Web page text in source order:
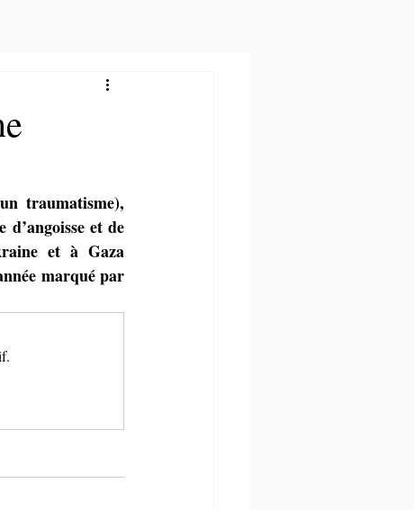
traumatisme),
et de
et à Gaza
marqué par